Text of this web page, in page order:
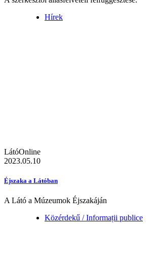
Hírek
LátóOnline
2023.05.10
Éjszaka a Látóban
A Látó a Múzeumok Éjszakáján
Közérdekű / Informații publice